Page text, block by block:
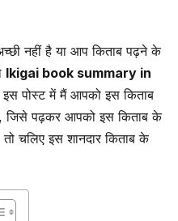
नहीं है या आप किताब पढ़ने के
Ikigai book summary in
पोस्ट में मैं आपको इस किताब
जिसे पढ़कर आपको इस किताब के
चलिए इस शानदार किताब के